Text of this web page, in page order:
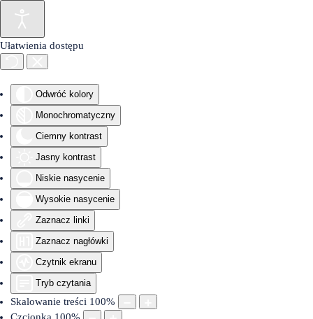
Ułatwienia dostępu
Odwróć kolory
Monochromatyczny
Ciemny kontrast
Jasny kontrast
Niskie nasycenie
Wysokie nasycenie
Zaznacz linki
Zaznacz nagłówki
Czytnik ekranu
Tryb czytania
Skalowanie treści 100%